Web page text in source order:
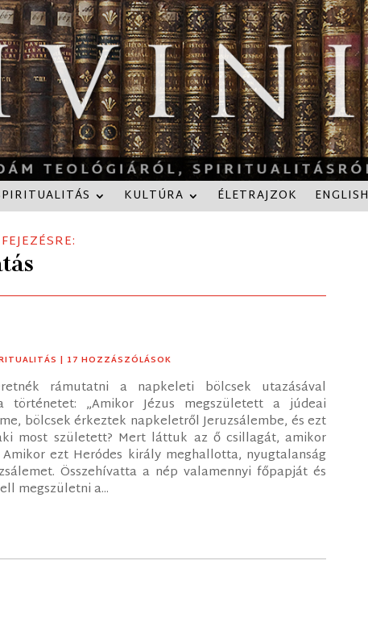
KULTÚRA ÉLETRAJZOK ENGLISH
| 17 HOZZÁSZÓLÁSOK
rámutatni a napkeleti bölcsek utazásával
„Amikor Jézus megszületett a júdeai
bölcsek érkeztek napkeletről Jeruzsálembe, és ezt
most született? Mert láttuk az ő csillagát, amikor
ezt Heródes király meghallotta, nyugtalanság
Összehívatta a nép valamennyi főpapját és
megszületni a...